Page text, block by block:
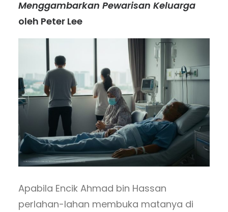
Menggambarkan Pewarisan Keluarga
oleh Peter Lee
Apabila Encik Ahmad bin Hassan
perlahan-lahan membuka matanya di